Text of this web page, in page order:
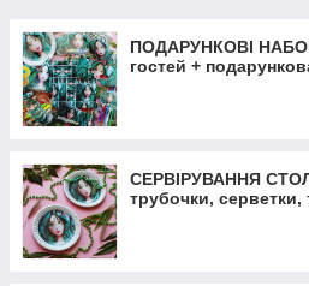
ПОДАРУНКОВІ
гостей +
СЕРВІРУВАННЯ
трубочки, серветки,